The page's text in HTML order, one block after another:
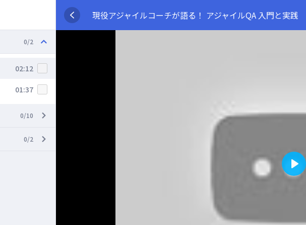
0/2
02:12
01:37
0/10
0/2
現役アジャイルコーチが語る！ アジャイルQA 入門と実践